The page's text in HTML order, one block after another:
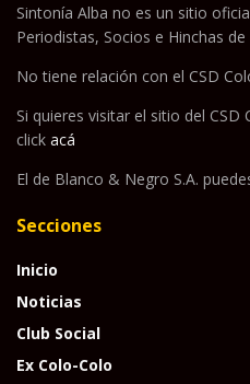
Sintonía Alba no es un sitio
Periodistas, Socios e Hinchas
No tiene relación con el CSD
Si quieres visitar el sitio del CSD
click acá
El de Blanco & Negro S.A.
Secciones
Inicio
Noticias
Club Social
Ex Colo-Colo